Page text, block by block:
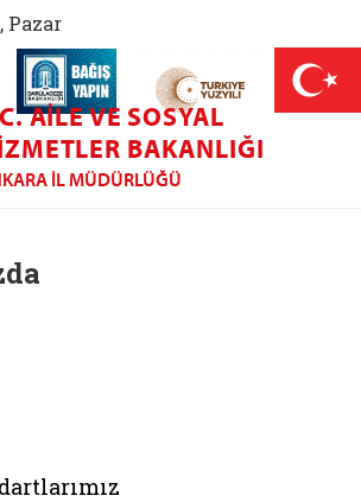
Pazar
(yeni sekmede açılır)
ve Nüfus On Yılı (yeni sekmede açılır)
Darülaceze bağış sayfası (yeni
AILE VE SOSYAL
BAKANLIĞI
İL MÜDÜRLÜĞÜ